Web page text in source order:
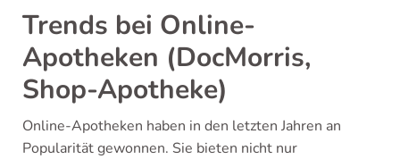
Trends bei Online-
Apotheken (DocMorris,
Shop-Apotheke)
Online-Apotheken haben in den letzten Jahren an
Popularität gewonnen. Sie bieten nicht nur